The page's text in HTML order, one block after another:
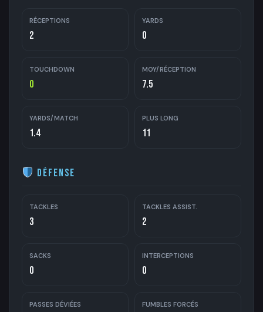
RÉCEPTIONS
2
YARDS
0
TOUCHDOWN
0
MOY/RÉCEPTION
7.5
YARDS/MATCH
1.4
PLUS LONG
11
Défense
TACKLES
3
TACKLES ASSIST.
2
SACKS
0
INTERCEPTIONS
0
PASSES DÉVIÉES FUMBLES FORCÉS